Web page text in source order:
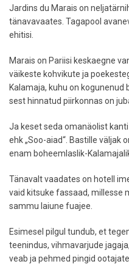
Jardins du Marais on
tänavavaates. Tagapool
ehitisi.
Marais on Pariisi keskaegne
väikeste kohvikute ja
Kalamaja, kuhu on kogunenud
sest hinnatud piirkonnas on
Ja keset seda omanäolist
ehk „Soo-aiad“. Bastille väljak
enam boheemlaslik-
Tänavalt vaadates on hotell
vaid kitsuke fassaad, millesse
sammu laiune fuajee.
Esimesel pilgul tundub, et
teenindus, vihmavarjude
veab ja pehmed pingid